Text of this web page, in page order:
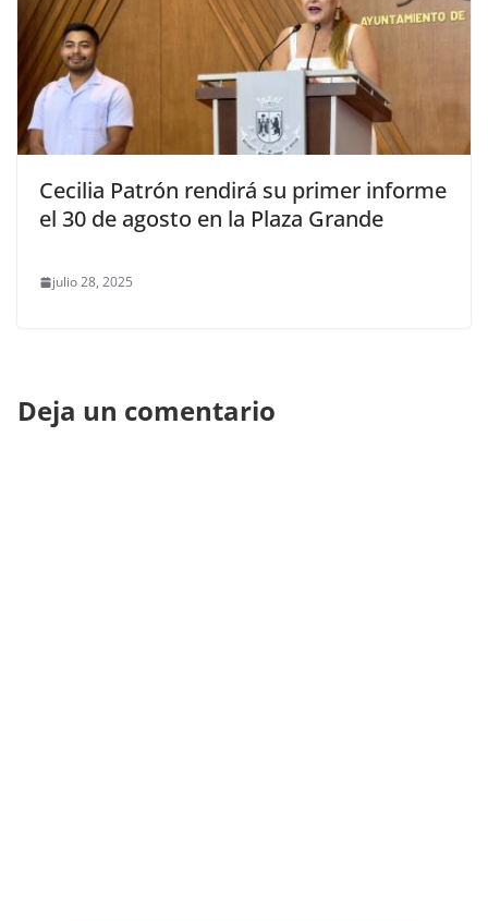
Cecilia Patrón rendirá su primer informe
el 30 de agosto en la Plaza Grande
julio 28, 2025
Deja un comentario